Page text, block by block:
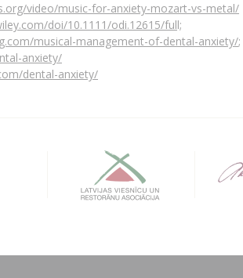
video/music-for-anxiety-mozart-vs-metal/
doi/10.1111/odi.12615/full;
musical-management-of-dental-anxiety/;
anxiety/
dental-anxiety/